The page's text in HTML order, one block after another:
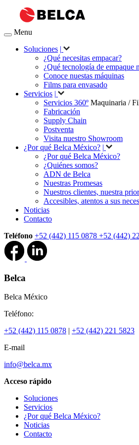
Menu
Soluciones |
¿Qué necesitas empacar?
¿Qué tecnología de empaque
Conoce nuestas máquinas
Films para envasado
Servicios |
Servicios 360º Maquinaria /
Fabricación
Supply Chain
Postventa
Visita nuestro Showroom
¿Por qué Belca México? |
¿Por qué Belca México?
¿Quiénes somos?
ADN de Belca
Nuestras Promesas
Nuestros clientes, nuestra
Accesibles, atentos a sus
Noticias
Contacto
Teléfono +52 (442) 115 0878 +52 (442)
Belca
Belca México
Teléfono:
+52 (442) 115 0878 | +52 (442) 221 5823
E-mail
info@belca.mx
Acceso rápido
Soluciones
Servicios
¿Por qué Belca México?
Noticias
Contacto